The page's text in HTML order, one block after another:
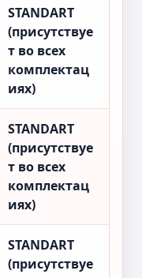
STANDART
(присутствуе
т во всех
комплектац
иях)
STANDART
(присутствуе
т во всех
комплектац
иях)
STANDART
(присутствуе